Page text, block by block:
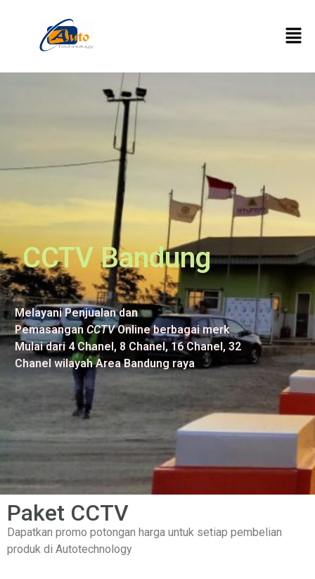
Melayani Penjualan dan
PemasanganCCTVOnline berbagai merk
Mulai dari 4 Chanel, 8 Chanel, 16 Chanel, 32
Chanel wilayah Area Bandung raya
CCTV Bandung
Paket CCTV
Dapatkan promo potongan harga untuk setiap pembelian
produk di Autotechnology